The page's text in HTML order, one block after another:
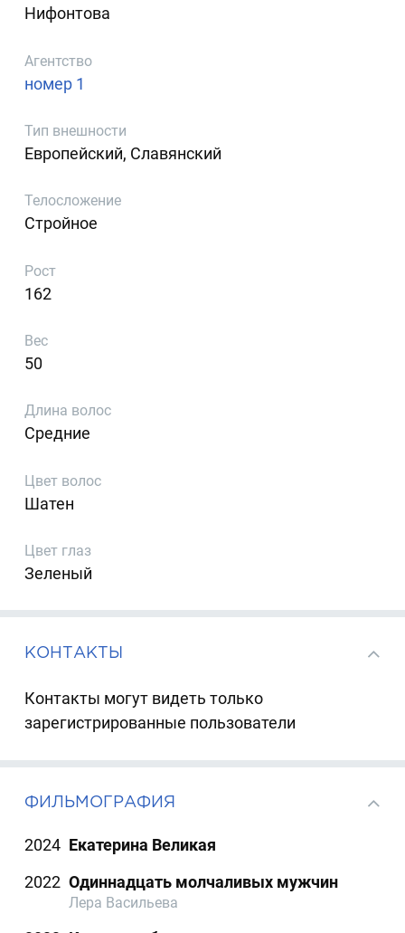
Нифонтова
Агентство
номер 1
Тип внешности
Европейский, Славянский
Телосложение
Стройное
Рост
162
Вес
50
Длина волос
Средние
Цвет волос
Шатен
Цвет глаз
Зеленый
КОНТАКТЫ
Контакты могут видеть только
зарегистрированные пользователи
ФИЛЬМОГРАФИЯ
2024 Екатерина Великая
2022 Одиннадцать молчаливых мужчин
Лера Васильева